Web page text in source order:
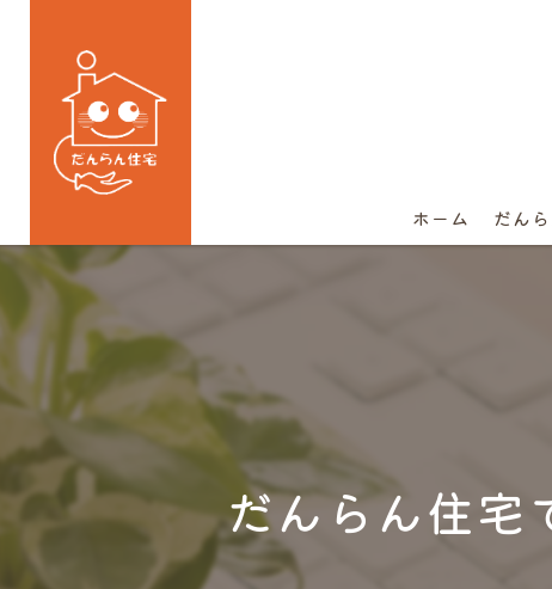
ホーム だん
だんらん住宅